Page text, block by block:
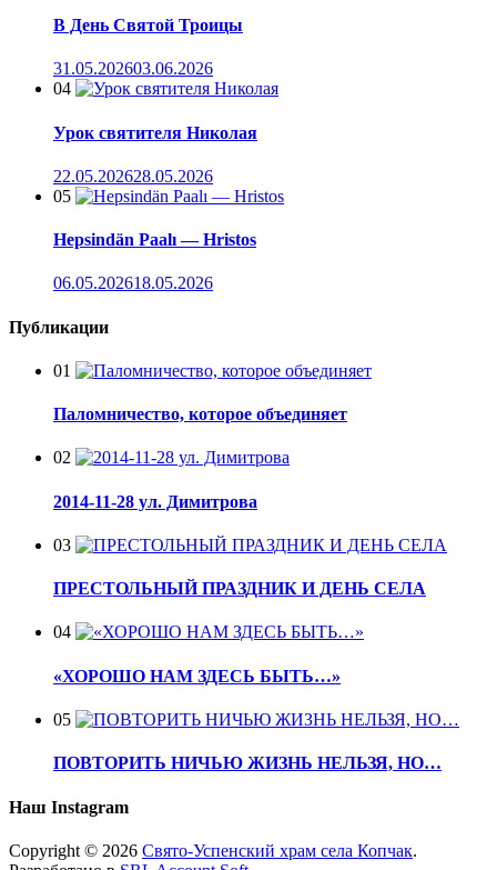
В День Святой Троицы
31.05.202603.06.2026
04
Урок святителя Николая
22.05.202628.05.2026
05
Hepsindän Paalı — Hristos
06.05.202618.05.2026
Публикации
01
Паломничество, которое объединяет
02
2014-11-28 ул. Димитрова
03
ПРЕСТОЛЬНЫЙ ПРАЗДНИК И ДЕНЬ СЕЛА
04
«ХОРОШО НАМ ЗДЕСЬ БЫТЬ…»
05
ПОВТОРИТЬ НИЧЬЮ ЖИЗНЬ НЕЛЬЗЯ, НО…
Наш Instagram
Copyright © 2026 Свято-Успенский храм села Копчак.